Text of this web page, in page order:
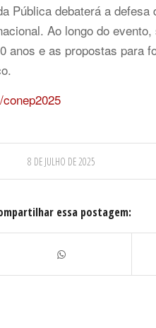
Pública debaterá a defesa
Ao longo do
anos e as propostas para
8 DE JULHO DE 2025
essa postagem: